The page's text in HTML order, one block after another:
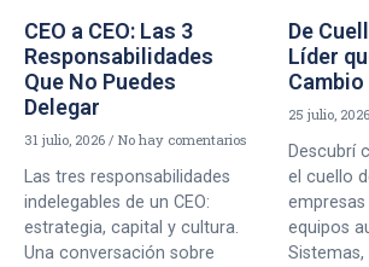
CEO a CEO: Las 3
Responsabilidades
Que No Puedes
Delegar
31 julio, 2026 No hay comentarios
Las tres responsabilidades
indelegables de un CEO:
estrategia, capital y cultura.
Una conversación sobre
De
Líder
Cambio
25 julio, 2026
Descubrí
el cuello
equipos